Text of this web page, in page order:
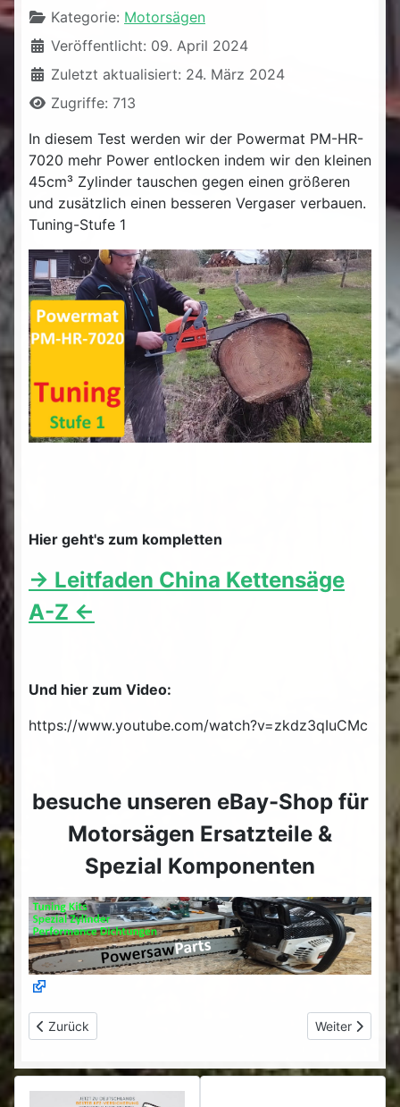
DetailsKategorie: Motorsägen
Veröffentlicht: 09. April 2024
Zuletzt aktualisiert: 24. März 2024
Zugriffe: 713
In diesem Test werden wir der Powermat PM-HR-
7020 mehr Power entlocken indem wir den kleinen
45cm³ Zylinder tauschen gegen einen größeren
und zusätzlich einen besseren Vergaser verbauen.
Tuning-Stufe 1
Hier geht's zum kompletten
-> Leitfaden China Kettensäge
A-Z <-
Und hier zum Video:
https://www.youtube.com/watch?v=zkdz3qIuCMc
besuche unseren eBay-Shop für
Motorsägen Ersatzteile &
Spezial Komponenten
Vorheriger Beitrag: Tuning Stufe 2 für die Powermat PM-HR
Zurück Nächster
Weiter